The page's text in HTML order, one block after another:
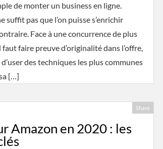
de monter un business en ligne.
suffit pas que l’on puisse s’enrichir
Face à une concurrence de plus
faire preuve d’originalité dans l’offre,
des techniques les plus communes
[…]
Share
Amazon en 2020 : les